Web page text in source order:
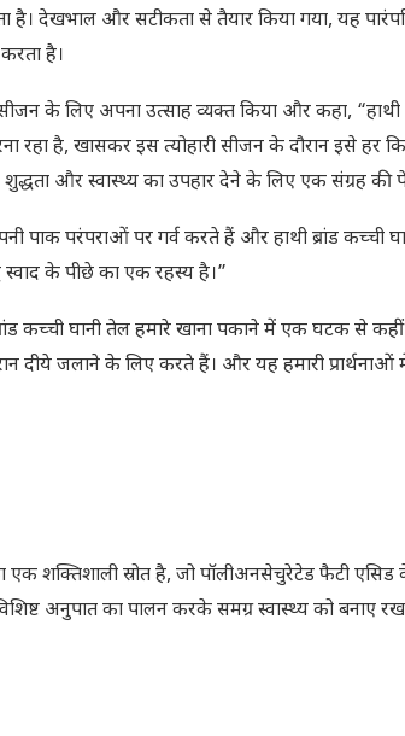
देखभाल और सटीकता से तैयार किया गया, यह
है।
के लिए अपना उत्साह व्यक्त किया और कहा,
रहा है, खासकर इस त्योहारी सीजन के दौरान इसे हर
और स्वास्थ्य का उपहार देने के लिए एक संग्रह
परंपराओं पर गर्व करते हैं और हाथी ब्रांड कच्ची
के पीछे का एक रहस्य है।”
कच्ची घानी तेल हमारे खाना पकाने में एक घटक से
दीये जलाने के लिए करते हैं। और यह हमारी प्रार्थनाओं
शक्तिशाली स्रोत है, जो पॉलीअनसेचुरेटेड फैटी
अनुपात का पालन करके समग्र स्वास्थ्य को बनाए